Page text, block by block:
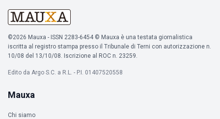
©2026 Mauxa - ISSN 2283-6454 © Mauxa è una testata giornalistica
iscritta al registro stampa presso il Tribunale di Terni con autorizzazione n.
10/08 del 13/10/08. Iscrizione al ROC n. 23259.
Edito da Argo S.C. a R.L. - P.I. 01407520558
Mauxa
Chi siamo